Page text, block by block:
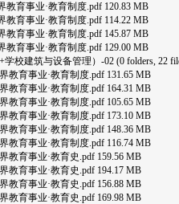
事业·教育制度.pdf 120.83 MB
事业·教育制度.pdf 114.22 MB
事业·教育制度.pdf 145.87 MB
事业·教育制度.pdf 129.00 MB
校建筑与设备管理）-02 (0 folders, 22
事业·教育制度.pdf 131.65 MB
事业·教育制度.pdf 164.31 MB
事业·教育制度.pdf 105.65 MB
事业·教育制度.pdf 173.10 MB
事业·教育制度.pdf 148.36 MB
事业·教育制度.pdf 116.74 MB
事业·教育史.pdf 159.56 MB
事业·教育史.pdf 194.17 MB
事业·教育史.pdf 156.88 MB
事业·教育史.pdf 169.98 MB